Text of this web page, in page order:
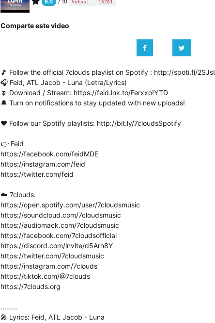
9.0 / 10 Votos: 16261
Comparte este video
🎵 Follow the official 7clouds playlist on Spotify : http://spoti.fi/
​🎧 Feid, ATL Jacob - Luna (Letra/Lyrics)
⏬ Download / Stream: https://feid.lnk.to/Ferxxo!YTD
🔔 Turn on notifications to stay updated with new uploads!
❤️ Follow our Spotify playlists: http://bit.ly/7cloudsSpotify
👉 Feid
https://facebook.com/feidMDE
https://instagram.com/feid
https://twitter.com/feid
☁️ 7clouds:
https://open.spotify.com/user/7cloudsmusic
https://soundcloud.com/7cloudsmusic
https://audiomack.com/7cloudsmusic
https://facebook.com/7cloudsofficial
https://discord.com/invite/d5Arh8Y
https://twitter.com/7cloudsmusic
https://instagram.com/7clouds
https://tiktok.com/@7clouds
https://7clouds.org
.........
🎤 Lyrics: Feid, ATL Jacob - Luna